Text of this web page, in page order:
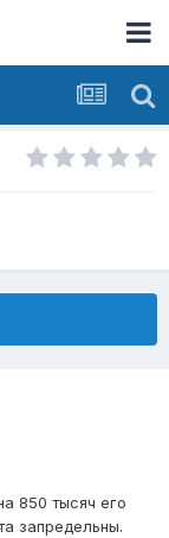
850 тысяч его
запредельны.